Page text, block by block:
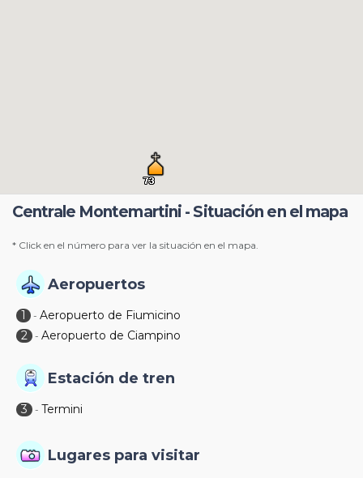
Centrale Montemartini - Situación en el mapa
* Click en el número para ver la situación en el mapa.
Aeropuertos
1 - Aeropuerto de Fiumicino
2 - Aeropuerto de Ciampino
Estación de tren
3 - Termini
Lugares para visitar